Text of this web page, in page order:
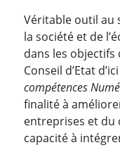
Véritable outil au
la société et de
dans les
Conseil d’Etat
compétences
finalité à
entreprises et du
capacité à